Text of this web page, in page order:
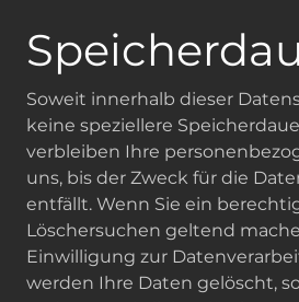
Soweit innerhalb dieser
keine speziellere
verbleiben Ihre
uns, bis der Zweck für die
entfällt. Wenn Sie ein
Löschersuchen geltend
Einwilligung zur
werden Ihre Daten gelöscht,